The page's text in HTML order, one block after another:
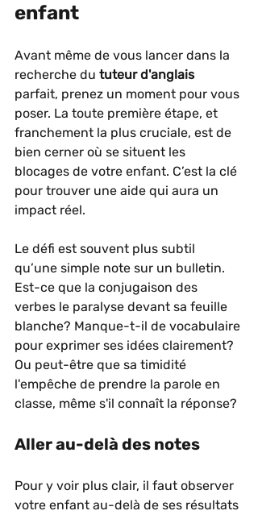
enfant
Avant même de vous lancer dans la
recherche du tuteur d'anglais
parfait, prenez un moment pour vous
poser. La toute première étape, et
franchement la plus cruciale, est de
bien cerner où se situent les
blocages de votre enfant. C’est la clé
pour trouver une aide qui aura un
impact réel.
Le défi est souvent plus subtil
qu’une simple note sur un bulletin.
Est-ce que la conjugaison des
verbes le paralyse devant sa feuille
blanche? Manque-t-il de vocabulaire
pour exprimer ses idées clairement?
Ou peut-être que sa timidité
l'empêche de prendre la parole en
classe, même s'il connaît la réponse?
Aller au-delà des notes
Pour y voir plus clair, il faut observer
votre enfant au-delà de ses résultats